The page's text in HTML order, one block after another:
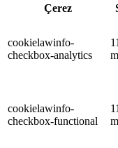
Çerez
cookielawinfo-
checkbox-analytics
11
cookielawinfo-
checkbox-functional
11